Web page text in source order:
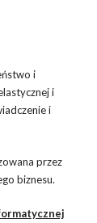
i
i
i
przez
biznesu.